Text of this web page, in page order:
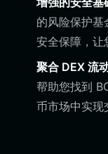
的风险保护
安全保障，让
聚合 DEX 流
帮助您找到
币市场中实现